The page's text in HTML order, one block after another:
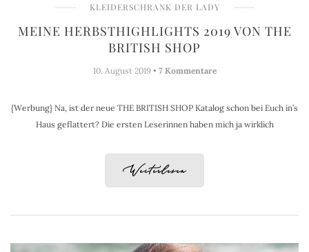
KLEIDERSCHRANK DER LADY
MEINE HERBSTHIGHLIGHTS 2019 VON THE
BRITISH SHOP
10. August 2019 • 7 Kommentare
{Werbung} Na, ist der neue THE BRITISH SHOP Katalog schon bei Euch in’s
Haus geflattert? Die ersten Leserinnen haben mich ja wirklich
Weiterlesen